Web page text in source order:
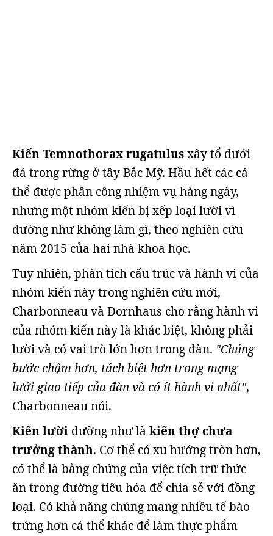
Kiến Temnothorax rugatulusxây tổ dưới
đá trong rừng ở tây Bắc Mỹ. Hầu hết các cá
thể được phân công nhiệm vụ hàng ngày,
nhưng một nhóm kiến bị xếp loại lười vì
dường như không làm gì, theo nghiên cứu
năm 2015 của hai nhà khoa học.
Tuy nhiên, phân tích cấu trúc và hành vi của
nhóm kiến này trong nghiên cứu mới,
Charbonneau và Dornhaus cho rằng hành vi
của nhóm kiến này là khác biệt, không phải
lười và có vai trò lớn hơn trong đàn. "Chúng
bước chậm hơn, tách biệt hơn trong mạng
lưới giao tiếp của đàn và có ít hành vi nhất",
Charbonneau nói.
Kiến lười dường như là kiến thợ chưa
trưởng thành. Cơ thể có xu hướng tròn hơn,
có thể là bằng chứng của việc tích trữ thức
ăn trong đường tiêu hóa để chia sẻ với đồng
loại. Có khả năng chúng mang nhiều tế bào
trứng hơn cá thể khác để làm thực phẩm